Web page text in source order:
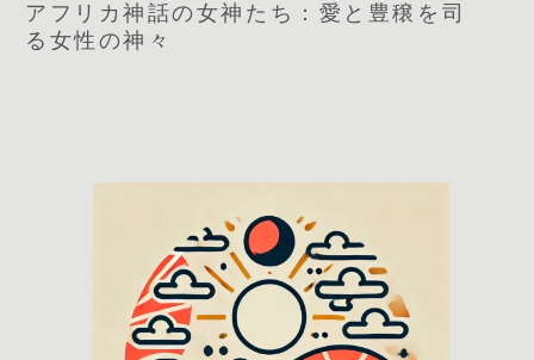
アフリカ神話の女神たち：愛と豊穣を司
る女性の神々